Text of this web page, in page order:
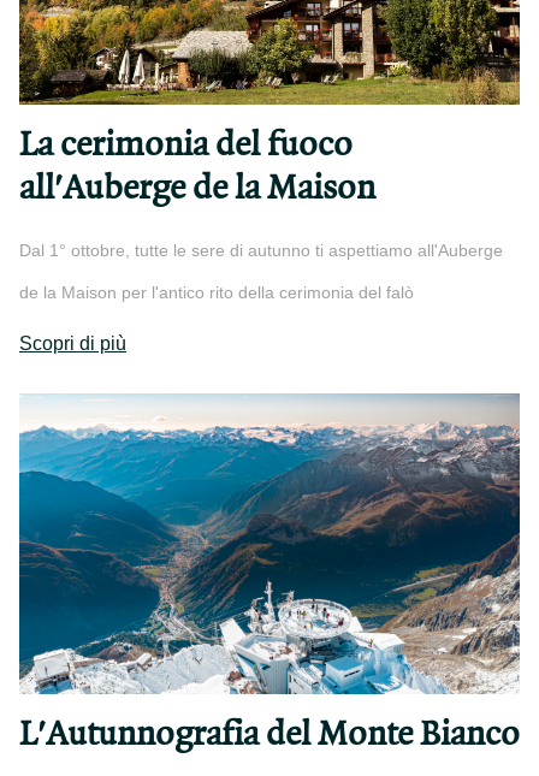
La cerimonia del fuoco
all'Auberge de la Maison
Dal 1° ottobre, tutte le sere di autunno ti aspettiamo all'Auberge
de la Maison per l'antico rito della cerimonia del falò
Scopri di più
L'Autunnografia del Monte Bianco